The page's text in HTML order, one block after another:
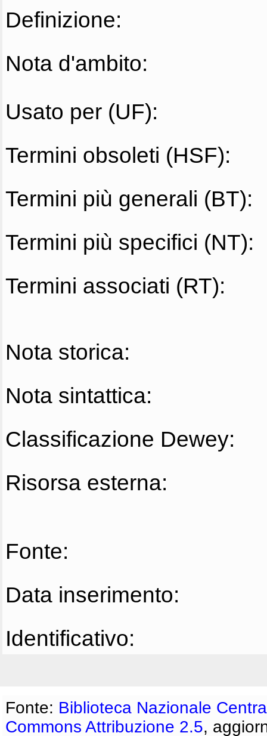
Definizione:
Nota d'ambito:
Usato per (UF):
Termini obsoleti (HSF):
Termini più generali (BT):
Termini più specifici (NT):
Termini associati (RT):
Nota storica:
Nota sintattica:
Classificazione Dewey:
Risorsa esterna:
Fonte:
Data inserimento:
Identificativo:
Fonte: Biblioteca Nazionale
Commons Attribuzione 2.5,